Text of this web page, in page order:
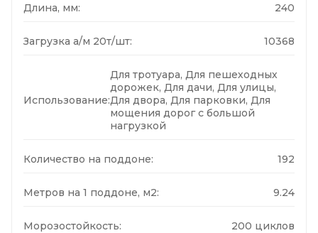
Длина, мм: 240
Загрузка а/м 20т/шт: 10368
Использование:
Для тротуара, Для пешеходных
дорожек, Для дачи, Для улицы,
Для двора, Для парковки, Для
мощения дорог с большой
нагрузкой
Количество на поддоне: 192
Метров на 1 поддоне, м2: 9.24
Морозостойкость: 200 циклов